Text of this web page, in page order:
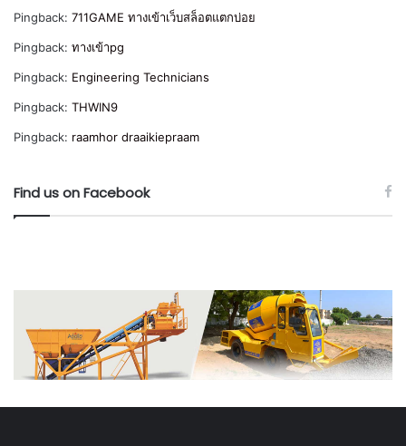
Pingback: 711GAME ทางเข้าเว็บสล็อตแตกบ่อย
Pingback: ทางเข้าpg
Pingback: Engineering Technicians
Pingback: THWIN9
Pingback: raamhor draaikiepraam
Find us on Facebook